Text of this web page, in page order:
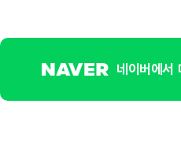
네이버에서